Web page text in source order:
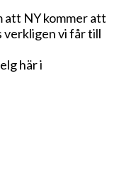
att NY kommer att
verkligen vi får till
här i